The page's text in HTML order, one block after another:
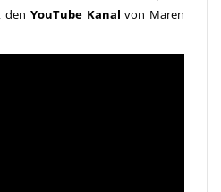
den YouTube Kanal von Maren